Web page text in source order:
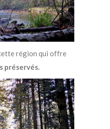
région qui offre
préservés.